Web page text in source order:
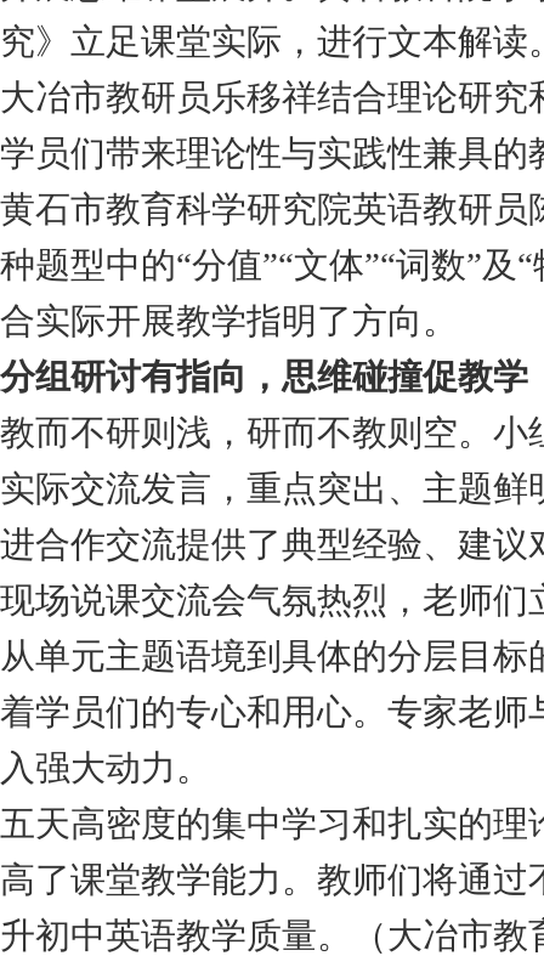
究》立足课堂实际，进行文本解读
大冶市教研员乐移祥结合理论研
学员们带来理论性与实践性兼具的
黄石市教育科学研究院英语教研
种题型中的“分值”“文体”“词数”
合实际开展教学指明了方向。
分组研讨有指向，思维碰撞促教学
教而不研则浅，研而不教则空。
实际交流发言，重点突出、主题
进合作交流提供了典型经验、建
现场说课交流会气氛热烈，老师
从单元主题语境到具体的分层目
着学员们的专心和用心。专家老
入强大动力。
五天高密度的集中学习和扎实的理
高了课堂教学能力。教师们将通
升初中英语教学质量。（大冶市